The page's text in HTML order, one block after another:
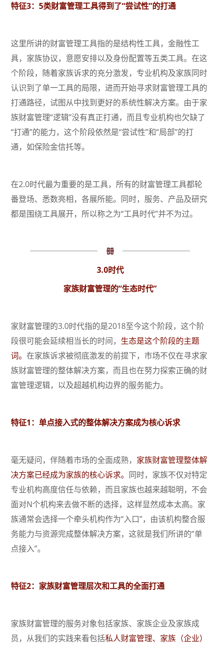
特征3：5类财富管理工具得到了“尝试性”的打通
这里所讲的财富管理工具指的是结构性工具，金融性工
具，家族协议，意愿安排以及身份配置等五类工具。在这
个阶段，随着家族诉求的充分激发，专业机构及家族同时
认识到了单一工具的局限，进而开始寻求财富管理工具的
打通路径，试图从中找到更好的系统性解决方案。由于家
族财富管理“逻辑”没有真正打通，而且专业机构也欠缺了
“打通”的能力，这个阶段依然是“尝试性”和“局部”的打
通，如保险金信托等。
在2.0时代最为重要的是工具，所有的财富管理工具都轮
番登场、悉数亮相，各展所能。同时，服务、产品及研究
都是围绕工具展开，所以称之为“工具时代”并不为过。
3.0时代
家族财富管理的“生态时代”
家财富管理的3.0时代指的是2018至今这个阶段，这个阶
段很可能会延续相当长的时间， 生态是这个阶段的主题
词。在家族诉求被彻底激发的前提下，市场不仅在寻求家
族财富管理的整体解决方案，而且也在努力探索正确的财
富管理逻辑，以及超越机构边界的服务能力。
特征1：单点接入式的整体解决方案成为核心诉求
毫无疑问，伴随着市场的全面成熟， 家族财富管理整体解
决方案已经成为家族的核心诉求。 同时，家族不仅对特定
专业机构高度信任与依赖，而且家族也越来越聪明，不会
面对N个机构来去做不断的选择，这样显然成本太高。家
族通常会选择一个牵头机构作为“入口”，由该机构整合服
务能力与资源完成整体解决方案，这就是我们所讲的“单
点接入”。
特征2：家族财富管理层次和工具的全面打通
家族财富管理的服务对象包括家族、家族企业及家族成
员，从我们的实践来看包括私人财富管理、家族（企业）